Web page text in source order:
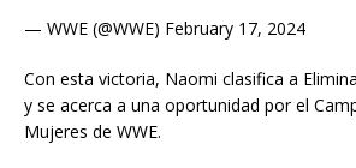
— WWE (@WWE) February 17, 2024
Con esta victoria, Naomi clasifica a
y se acerca a una oportunidad por el
Mujeres de WWE.